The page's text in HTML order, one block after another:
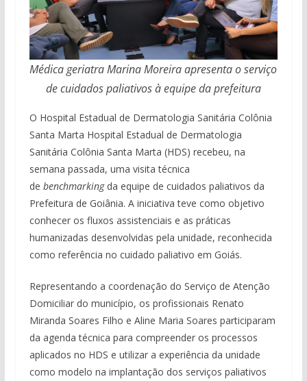
Médica geriatra Marina Moreira apresenta o serviço
de cuidados paliativos à equipe da prefeitura
O Hospital Estadual de Dermatologia Sanitária Colônia
Santa Marta Hospital Estadual de Dermatologia
Sanitária Colônia Santa Marta (HDS) recebeu, na
semana passada, uma visita técnica
de benchmarking da equipe de cuidados paliativos da
Prefeitura de Goiânia. A iniciativa teve como objetivo
conhecer os fluxos assistenciais e as práticas
humanizadas desenvolvidas pela unidade, reconhecida
como referência no cuidado paliativo em Goiás.
Representando a coordenação do Serviço de Atenção
Domiciliar do município, os profissionais Renato
Miranda Soares Filho e Aline Maria Soares participaram
da agenda técnica para compreender os processos
aplicados no HDS e utilizar a experiência da unidade
como modelo na implantação dos serviços paliativos